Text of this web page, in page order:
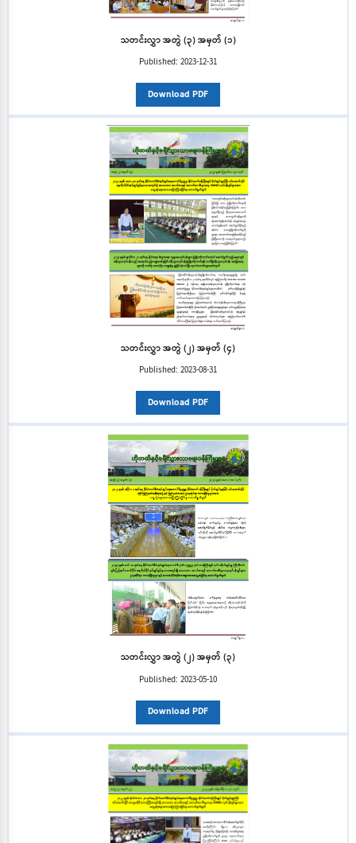
သတင်းလွှာ အတွဲ (၃) အမှတ် (၁)
Published: 2023-12-31
Download PDF
သတင်းလွှာ အတွဲ (၂) အမှတ် (၄)
Published: 2023-08-31
Download PDF
သတင်းလွှာ အတွဲ (၂) အမှတ် (၃)
Published: 2023-05-10
Download PDF